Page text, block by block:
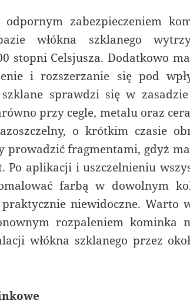
zabezpieczeniem
włókna szklanego
stopni Celsjusza. Dodatkowo
i rozszerzanie się pod
sprawdzi się w
przy cegle, metalu oraz
o krótkim czasie
prowadzić fragmentami, gdyż
Po aplikacji i uszczelnieniu
farbą w dowolnym
niewidoczne. Warto
rozpaleniem kominka
włókna szklanego przez